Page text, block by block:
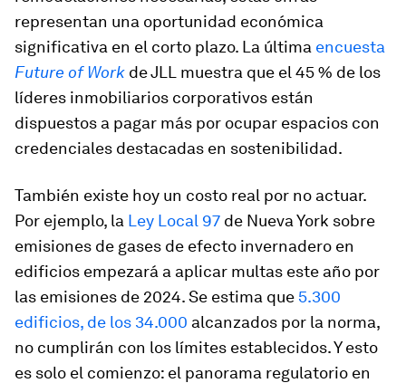
representan una oportunidad económica
significativa en el corto plazo. La última encuesta
Future of Work de JLL muestra que el 45 % de los
líderes inmobiliarios corporativos están
dispuestos a pagar más por ocupar espacios con
credenciales destacadas en sostenibilidad.
También existe hoy un costo real por no actuar.
Por ejemplo, la Ley Local 97 de Nueva York sobre
emisiones de gases de efecto invernadero en
edificios empezará a aplicar multas este año por
las emisiones de 2024. Se estima que 5.300
edificios, de los 34.000 alcanzados por la norma,
no cumplirán con los límites establecidos. Y esto
es solo el comienzo: el panorama regulatorio en